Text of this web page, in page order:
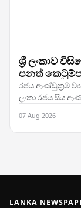
ශ්‍රී ලංකාව
පනත්
රජය ආණ්ඩුක්‍රම
ලංකා රජය සිය
07 Aug 2026
LANKA